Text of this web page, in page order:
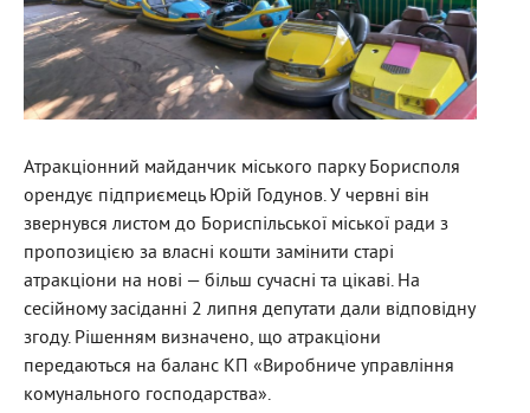
Атракціонний майданчик міського парку Борисполя
орендує підприємець Юрій Годунов. У червні він
звернувся листом до Бориспільської міської ради з
пропозицією за власні кошти замінити старі
атракціони на нові — більш сучасні та цікаві. На
сесійному засіданні 2 липня депутати дали відповідну
згоду. Рішенням визначено, що атракціони
передаються на баланс КП «Виробниче управління
комунального господарства».